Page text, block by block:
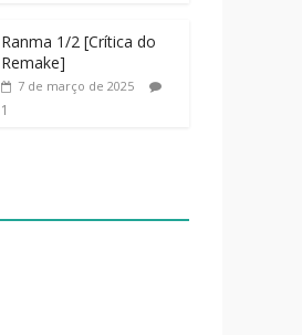
Ranma 1/2 [Crítica do
Remake]
7 de março de 2025
1
Família